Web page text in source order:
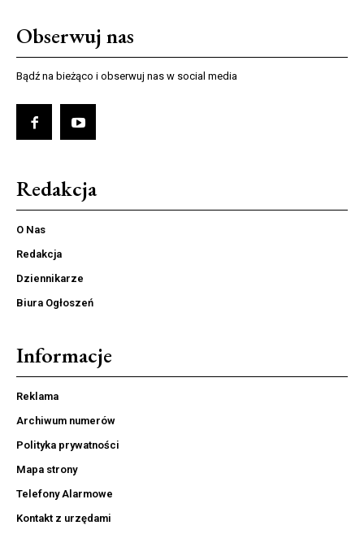
Obserwuj nas
Bądź na bieżąco i obserwuj nas w social media
Redakcja
O Nas
Redakcja
Dziennikarze
Biura Ogłoszeń
Informacje
Reklama
Archiwum numerów
Polityka prywatności
Mapa strony
Telefony Alarmowe
Kontakt z urzędami